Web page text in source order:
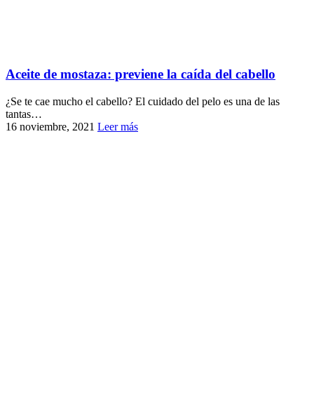
Aceite de mostaza: previene la caída del cabello
¿Se te cae mucho el cabello? El cuidado del pelo es una de las
tantas…
16 noviembre, 2021 Leer más